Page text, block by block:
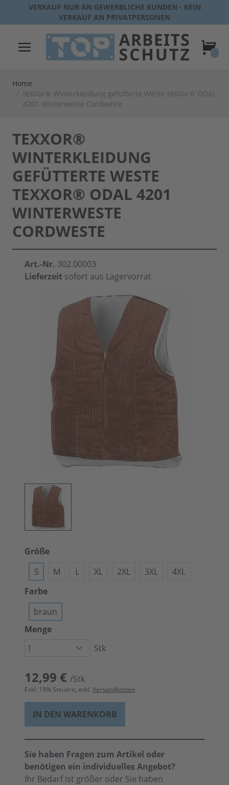
Direkt zum Inhalt
VERKAUF NUR AN GEWERBLICHE KUNDEN - KEIN
VERKAUF AN PRIVATPERSONEN
Home
/ teXXor® Winterkleidung gefütterte Weste teXXor® ODAL
4201 Winterweste Cordweste
TEXXOR®
WINTERKLEIDUNG
GEFÜTTERTE WESTE
TEXXOR® ODAL 4201
WINTERWESTE
CORDWESTE
Art.-Nr. 302.00003
Lieferzeit sofort aus Lagervorrat
Größe
S
M L XL 2XL 3XL
4XL
Farbe
braun
Menge
Stk
12,99 € /Stk
Exkl. 19% Steuern, exkl. Versandkosten
IN DEN WARENKORB
Sie haben Fragen zum Artikel oder
benötigen ein individuelles Angebot?
Ihr Bedarf ist größer oder Sie haben